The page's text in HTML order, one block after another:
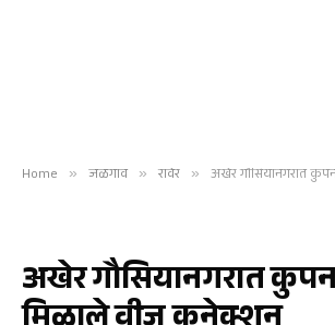
Home » जळगाव » रावेर » अखेर गौसियानगरात
अखेर गौसियानगरात